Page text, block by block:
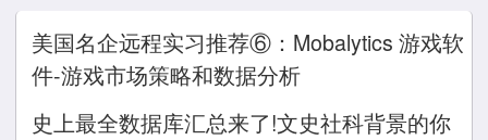
美国名企远程实习推荐⑥：Mobalytics 游戏软
件-游戏市场策略和数据分析
史上最全数据库汇总来了!文史社科背景的你